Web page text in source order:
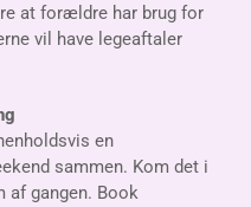
at forældre har brug for
vil have legeaftaler
en
sammen. Kom det i
af gangen. Book